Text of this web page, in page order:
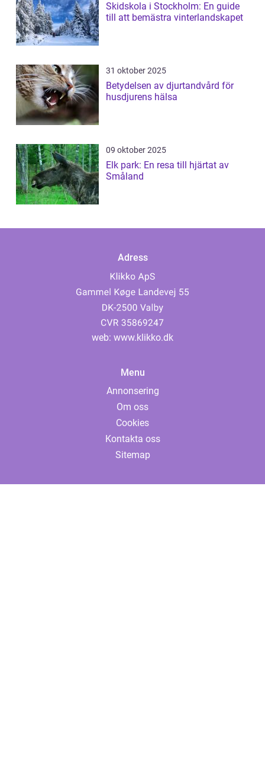
Skidskola i Stockholm: En guide
till att bemästra vinterlandskapet
31 oktober 2025
Betydelsen av djurtandvård för
husdjurens hälsa
09 oktober 2025
Elk park: En resa till hjärtat av
Småland
Adress
web: www.klikko.dk
Menu
Annonsering
Om oss
Cookies
Kontakta oss
Sitemap